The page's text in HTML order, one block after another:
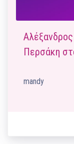
Περσάκη
mandy